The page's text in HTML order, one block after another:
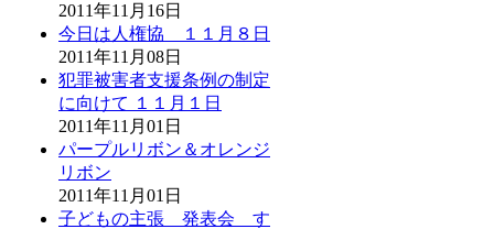
2011年11月16日
今日は人権協 １１月８日
2011年11月08日
犯罪被害者支援条例の制定
に向けて １１月１日
2011年11月01日
パープルリボン＆オレンジ
リボン
2011年11月01日
子どもの主張 発表会 す